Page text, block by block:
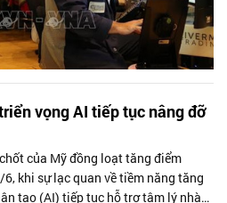
vọng AI tiếp tục nâng đỡ
của Mỹ đồng loạt tăng điểm
khi sự lạc quan về tiềm năng tăng
tạo (AI) tiếp tục hỗ trợ tâm lý nhà